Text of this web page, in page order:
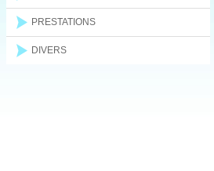
PRESTATIONS
DIVERS